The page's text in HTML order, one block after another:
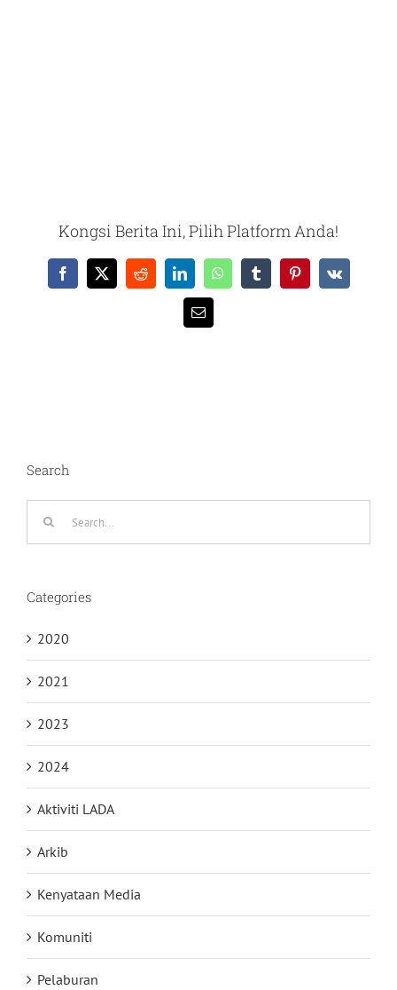
Kongsi Berita Ini, Pilih Platform Anda!
Facebook
X RedditLinkedInWhatsAppTumblrPinterest
Vk
Email
Search
Categories
2020
2021
2023
2024
Aktiviti LADA
Arkib
Kenyataan Media
Komuniti
Pelaburan